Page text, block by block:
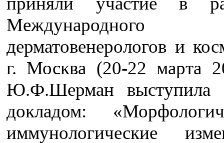
Международного
дерматовенерологов и
г. Москва (20-22 марта
Ю.Ф.Шерман выступила
докладом:
иммунологические